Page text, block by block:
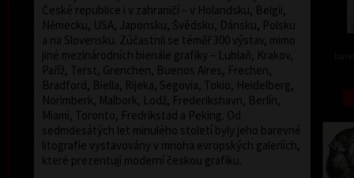
České republice i v zahraničí – v Holandsku, Belgii,
Německu, USA, Japonsku, Švédsku, Dánsku, Polsku
a na Slovensku. Zúčastnil se téměř 300 výstav, mimo
jiné mezinárodních bienále grafiky – Lublaň, Krakov,
Paříž, Terst, Grenchen, Buenos Aires, Frechen,
Bradford, Biella, Rijeka, Segovia, Tokio, Heidelberg,
Norimberk, Malbork, Lodž, Frederikshavn, Berlín,
Miami, Toronto, Fredrikstad a Peking. Od
sedmdesátých let minulého století byly jeho barevné
litografie vystavovány v mnoha evropských galeriích,
které prezentují moderní českou grafiku.